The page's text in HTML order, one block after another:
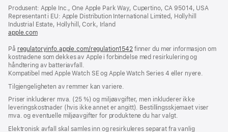
nytt
vindu)
Produsent: Apple Inc., One Apple Park Way, Cupertino, CA 95014, USA
Representant i EU: Apple Distribution International Limited, Hollyhill
Industrial Estate, Hollyhill, Cork, Irland
apple.com(åpnes
nytt
vindu)
På regulatoryinfo.apple.com/regulation1542(åpnes
i
vindu)
finner du mer informasjon om
kostnadene som dekkes av Apple i forbindelse med resirkulering og
håndtering av batteriavfall.
Kompatibel med Apple Watch SE og Apple Watch Series 4 eller nyere.
Tilgjengeligheten av remmer kan variere.
Priser inkluderer mva. (25 %) og miljøavgifter, men inkluderer ikke
leveringskostnader (hvis ikke annet er angitt). Bestillingsskjemaet viser
mva. og eventuelle miljøavgifter for produktene du har valgt.
Elektronisk avfall skal samles inn og resirkuleres separat fra vanlig